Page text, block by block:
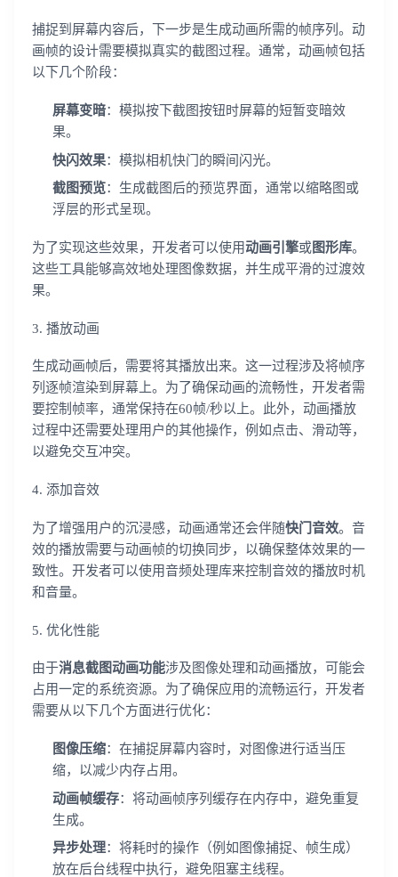
捕捉到屏幕内容后，下一步是生成动画所需的帧序列。动
画帧的设计需要模拟真实的截图过程。通常，动画帧包括
以下几个阶段：
屏幕变暗：模拟按下截图按钮时屏幕的短暂变暗效
果。
快闪效果：模拟相机快门的瞬间闪光。
截图预览：生成截图后的预览界面，通常以缩略图或
浮层的形式呈现。
为了实现这些效果，开发者可以使用动画引擎或图形库。
这些工具能够高效地处理图像数据，并生成平滑的过渡效
果。
3. 播放动画
生成动画帧后，需要将其播放出来。这一过程涉及将帧序
列逐帧渲染到屏幕上。为了确保动画的流畅性，开发者需
要控制帧率，通常保持在60帧/秒以上。此外，动画播放
过程中还需要处理用户的其他操作，例如点击、滑动等，
以避免交互冲突。
4. 添加音效
为了增强用户的沉浸感，动画通常还会伴随快门音效。音
效的播放需要与动画帧的切换同步，以确保整体效果的一
致性。开发者可以使用音频处理库来控制音效的播放时机
和音量。
5. 优化性能
由于消息截图动画功能涉及图像处理和动画播放，可能会
占用一定的系统资源。为了确保应用的流畅运行，开发者
需要从以下几个方面进行优化：
图像压缩：在捕捉屏幕内容时，对图像进行适当压
缩，以减少内存占用。
动画帧缓存：将动画帧序列缓存在内存中，避免重复
生成。
异步处理：将耗时的操作（例如图像捕捉、帧生成）
放在后台线程中执行，避免阻塞主线程。